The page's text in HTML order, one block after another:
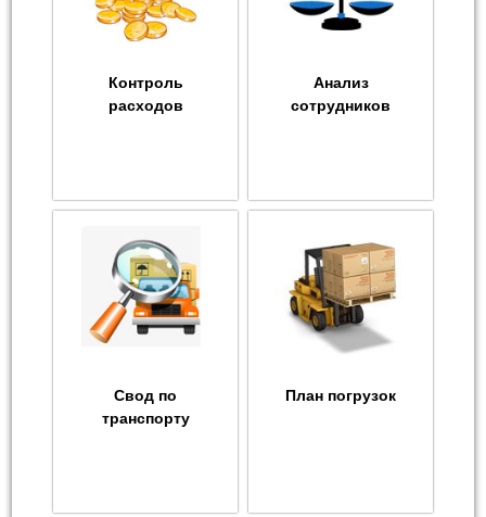
Контроль
расходов
Анализ
сотрудников
Свод по
транспорту
План погрузок